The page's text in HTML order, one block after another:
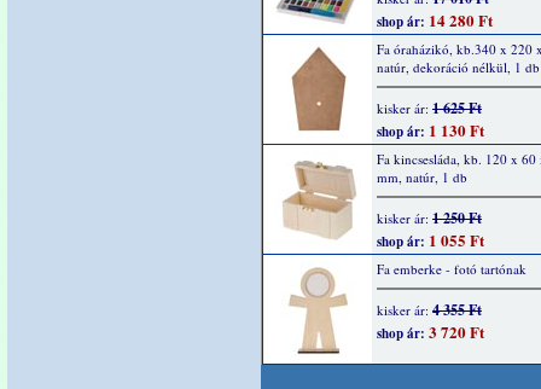
shop ár: 14 280 Ft
Fa óraházikó, kb.340 x 220
natúr, dekoráció nélkül, 1 db
kisker ár: 1 625 Ft
shop ár: 1 130 Ft
Fa kincsesláda, kb. 120 x 60
mm, natúr, 1 db
kisker ár: 1 250 Ft
shop ár: 1 055 Ft
Fa emberke - fotó tartónak
kisker ár: 4 355 Ft
shop ár: 3 720 Ft